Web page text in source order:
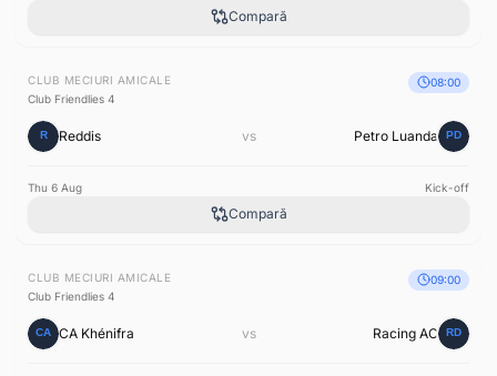
Compară
CLUB MECIURI AMICALE
Club Friendlies 4
08:00
Reddis vs Petro Luanda
Thu 6 Aug Kick-off
Compară
CLUB MECIURI AMICALE
Club Friendlies 4
09:00
CA Khénifra vs Racing AC